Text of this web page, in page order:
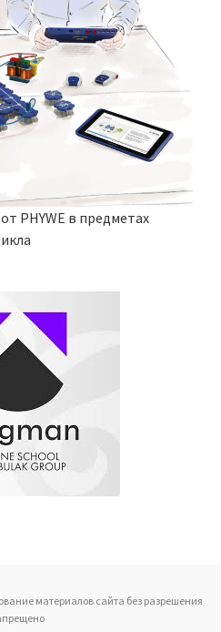
PHYWE в предметах
материалов сайта без разрешения